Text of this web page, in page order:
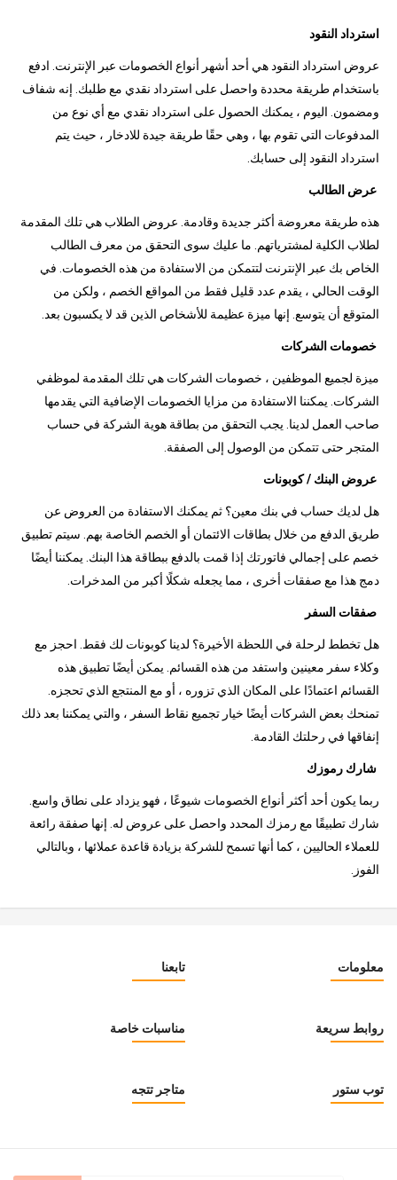
استرداد النقود
عروض استرداد النقود هي أحد أشهر أنواع الخصومات عبر الإنترنت. ادفع
باستخدام طريقة محددة واحصل على استرداد نقدي مع طلبك. إنه شفاف
ومضمون. اليوم ، يمكنك الحصول على استرداد نقدي مع أي نوع من
المدفوعات التي تقوم بها ، وهي حقًا طريقة جيدة للادخار ، حيث يتم
استرداد النقود إلى حسابك.
عرض الطالب
هذه طريقة معروضة أكثر جديدة وقادمة. عروض الطلاب هي تلك المقدمة
لطلاب الكلية لمشترياتهم. ما عليك سوى التحقق من معرف الطالب
الخاص بك عبر الإنترنت لتتمكن من الاستفادة من هذه الخصومات. في
الوقت الحالي ، يقدم عدد قليل فقط من المواقع الخصم ، ولكن من
المتوقع أن يتوسع. إنها ميزة عظيمة للأشخاص الذين قد لا يكسبون بعد.
خصومات الشركات
ميزة لجميع الموظفين ، خصومات الشركات هي تلك المقدمة لموظفي
الشركات. يمكننا الاستفادة من مزايا الخصومات الإضافية التي يقدمها
صاحب العمل لدينا. يجب التحقق من بطاقة هوية الشركة في حساب
المتجر حتى تتمكن من الوصول إلى الصفقة.
عروض البنك / كوبونات
هل لديك حساب في بنك معين؟ ثم يمكنك الاستفادة من العروض عن
طريق الدفع من خلال بطاقات الائتمان أو الخصم الخاصة بهم. سيتم تطبيق
خصم على إجمالي فاتورتك إذا قمت بالدفع ببطاقة هذا البنك. يمكننا أيضًا
دمج هذا مع صفقات أخرى ، مما يجعله شكلًا أكبر من المدخرات.
صفقات السفر
هل تخطط لرحلة في اللحظة الأخيرة؟ لدينا كوبونات لك فقط. احجز مع
وكلاء سفر معينين واستفد من هذه القسائم. يمكن أيضًا تطبيق هذه
القسائم اعتمادًا على المكان الذي تزوره ، أو مع المنتجع الذي تحجزه.
تمنحك بعض الشركات أيضًا خيار تجميع نقاط السفر ، والتي يمكننا بعد ذلك
إنفاقها في رحلتك القادمة.
شارك رموزك
ربما يكون أحد أكثر أنواع الخصومات شيوعًا ، فهو يزداد على نطاق واسع.
شارك تطبيقًا مع رمزك المحدد واحصل على عروض له. إنها صفقة رائعة
للعملاء الحاليين ، كما أنها تسمح للشركة بزيادة قاعدة عملائها ، وبالتالي
الفوز.
تابعنا معلومات
مناسبات خاصة روابط سريعة
متاجر تتجه توب ستور